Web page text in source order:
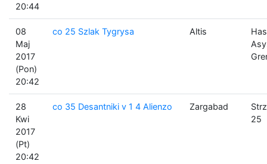
20:44
08
Maj
2017
(Pon)
20:42
co 25 Szlak Tygrysa Altis
28
Kwi
2017
(Pt)
20:42
co 35 Desantniki v 1 4 Alienzo Zargabad
25